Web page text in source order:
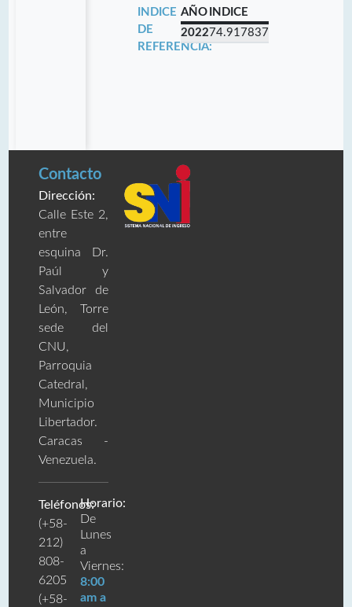
INDICE
DE
REFERENCIA:
AÑO INDICE
202274.917837
Contacto
Dirección:
Calle Este 2,
entre
esquina Dr.
Paúl y
Salvador de
León, Torre
sede del
CNU,
Parroquia
Catedral,
Municipio
Libertador.
Caracas -
Venezuela.
Teléfonos:
(+58-
212)
808-
6205
(+58-
Horario:
De
Lunes
a
Viernes:
8:00
am a